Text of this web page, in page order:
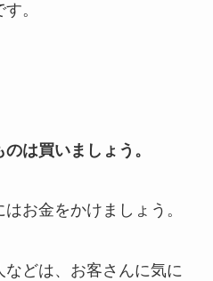
。
は買いましょう。
お金をかけましょう。
どは、お客さんに気に